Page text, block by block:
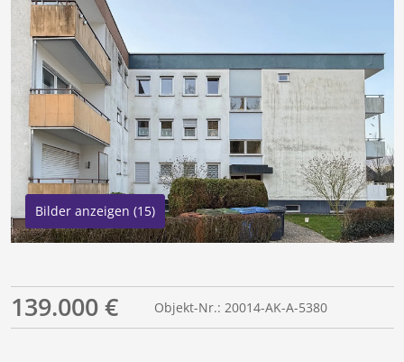
Bilder anzeigen (15)
139.000 € Objekt-Nr.: 20014-AK-A-5380